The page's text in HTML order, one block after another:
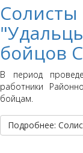
Солисты
бойцов
В период
работники
бойцам.
Подробнее: